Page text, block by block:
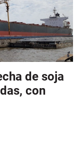
de soja
con